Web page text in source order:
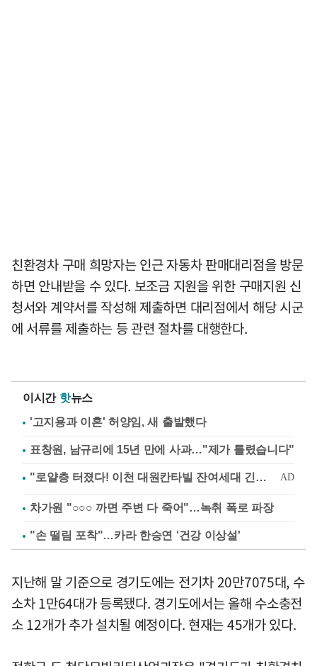
친환경차 구매 희망자는 인근 자동차 판매대리점을 방문
하면 안내받을 수 있다. 보조금 지원을 위한 구매지원 신
청서와 계약서를 작성해 제출하면 대리점에서 해당 시군
에 서류를 제출하는 등 관련 절차를 대행한다.
이시간 핫뉴스
'고지용과 이혼' 허양임, 새 출발했다
표창원, 남규리에 15년 만에 사과…"제가 틀렸습니다"
차가원 "○○○ 까면 주변 다 죽어"…녹취 폭로 파장
"손 떨림 포착"…카라 한승연 '건강 이상설'
지난해 말 기준으로 경기도에는 전기차 20만7075대, 수
소차 1만64대가 등록됐다. 경기도에서는 올해 수소충전
소 12개가 추가 설치될 예정이다. 현재는 45개가 있다.